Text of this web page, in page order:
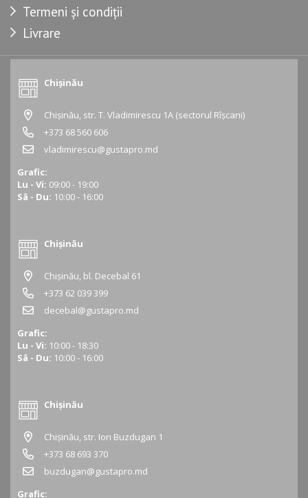
Termeni și condiții
Livrare
Chișinău
Chișinău, str. T. Vladimirescu 1A (sectorul Rîșcani)
+373 68 560 606
vladimirescu@gustapro.md
Grafic:
Lu - Vi: 09:00 - 19:00
Sâ - Du: 10:00 - 16:00
Chișinău
Chișinău, bl. Decebal 61
+373 62 039 399
decebal@gustapro.md
Grafic:
Lu - Vi: 10:00 - 18:30
Sâ - Du: 10:00 - 16:00
Chișinău
Chișinău, str. Ion Buzdugan 1
+373 68 693 370
buzdugan@gustapro.md
Grafic: